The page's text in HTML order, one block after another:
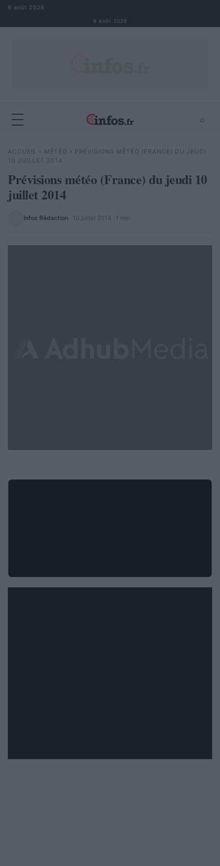
Aller au contenu
6 août 2026
6 août 2026
⌕
Rechercher ⌕ ×
ACCUEIL » MÉTÉO » PRÉVISIONS MÉTÉO (FRANCE) DU JEUDI
10 JUILLET 2014
Prévisions météo (France) du jeudi 10
juillet 2014
Infos Rédaction · 10 juillet 2014 · 1 min